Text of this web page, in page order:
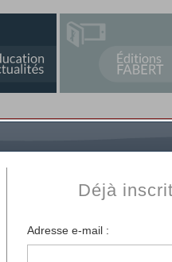
vous permet de
au supérieur, mais
Ce moteur regroupe
Déjà
Adresse e-mail :